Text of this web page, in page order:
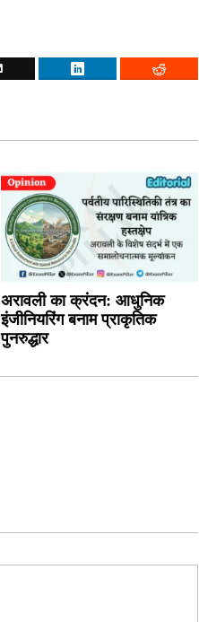
अरावली का क्रंदन: आधुनिक
इंजीनियरिंग बनाम प्राकृतिक
पुनरुद्धार